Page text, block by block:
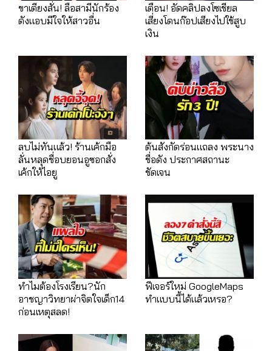
ขาเตียงสั่น! ลือสามีนักร้อง
ดังแอบมีใจให้สาวอื่น
เตือน! อัดคลิปลงโซเชียล
เสี่ยงโดนก๊อปเสียงไปใช้สูบ
เงิน
ลบไม่ทันแล้ว! ร้านเค้กมือ
ลั่นหลุดชื่อบยอนอูซอกสั่ง
เค้กให้ไอยู
ต้นสังกัดร่อนแถลง พระนาง
ชื่อดัง ประกาศสถานะ
ชัดเจน
ทำไมต้องโรงเรียน?นัก
อาชญาวิทยาผ่าจิตใจเด็ก14
ก่อนเหตุสลด!
ฟีเจอร์ใหม่ GoogleMaps
ทำแบบนี้ได้แล้วเหรอ?